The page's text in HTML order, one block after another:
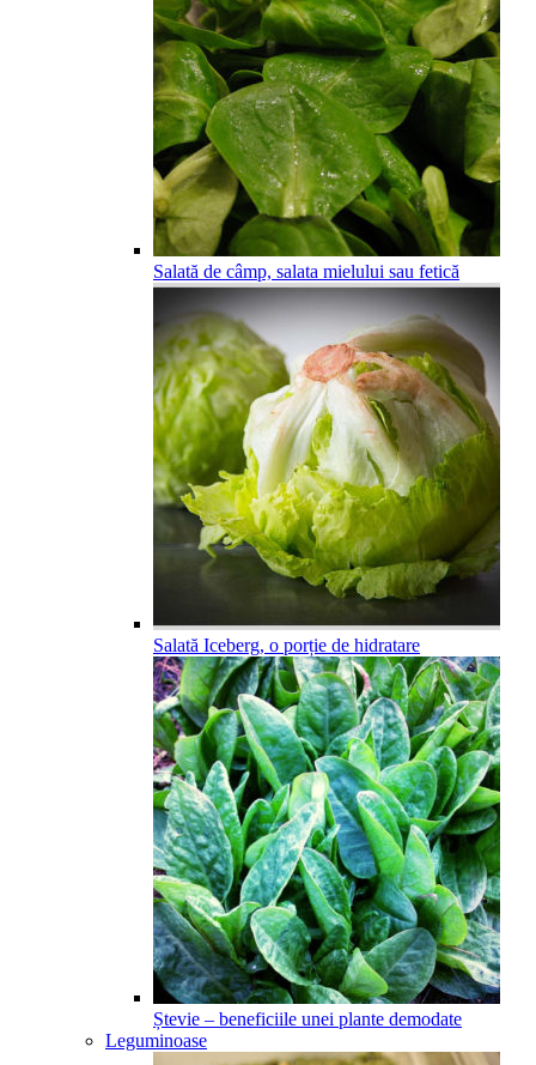
Salată de câmp, salata mielului sau fetică
Salată Iceberg, o porție de hidratare
Ștevie – beneficiile unei plante demodate
Leguminoase